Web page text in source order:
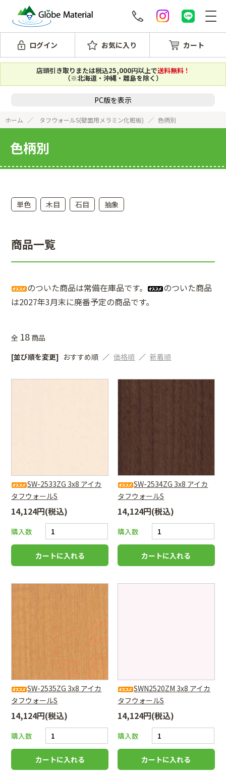
ログイン お気に入り カート
店頭引き取りまたは税込25,000円以上で送料無料！
（※北海道・沖縄・離島を除く）
PC版を表示
ホーム タフウォールS(壁面用メラミン化粧板) 色柄別
色柄別
単色 木目 石目 抽象
商品一覧
のついた商品は常備在庫品です。
のついた商品
は2027年3月末に廃番予定の商品です。
全 18 商品
[並び順を変更] おすすめ順 価格順 新着順
SW-2533ZG 3x8 アイカ
タフウォールS
14,124円(税込)
購入数
SW-2534ZG 3x8 アイカ
タフウォールS
14,124円(税込)
購入数
SW-2535ZG 3x8 アイカ
タフウォールS
14,124円(税込)
購入数
SWN2520ZM 3x8 アイカ
タフウォールS
14,124円(税込)
購入数